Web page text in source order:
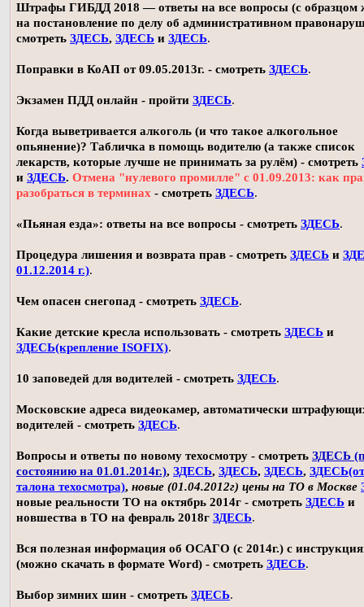
Штрафы ГИБДД 2018 — ответы на все вопросы (с образцом
на постановление по делу об административном
смотреть ЗДЕСЬ, ЗДЕСЬ и ЗДЕСЬ.
Поправки в КоАП от 09.05.2013г. - смотреть ЗДЕСЬ.
Экзамен ПДД онлайн - пройти ЗДЕСЬ.
Когда выветривается алкоголь (и что такое алкогольное
опьянение)? Табличка в помощь водителю (а также список
лекарств, которые лучше не принимать за рулём) - смотреть
и ЗДЕСЬ. Отмена "нулевого промилле" с 01.09.2013: как
разобраться в терминах - смотреть ЗДЕСЬ.
«Пьяная езда»: ответы на все вопросы - смотреть ЗДЕСЬ.
Процедура лишения и возврата прав - смотреть ЗДЕСЬ и
01.12.2014 г.).
Чем опасен снегопад - смотреть ЗДЕСЬ.
Какие детские кресла использовать - смотреть ЗДЕСЬ и
ЗДЕСЬ(крепление ISOFIX).
10 заповедей для водителей - смотреть ЗДЕСЬ.
Московские адреса видеокамер, автоматически
водителей - смотреть ЗДЕСЬ.
Вопросы и ответы по новому техосмотру - смотреть ЗДЕСЬ
состоянию на 01.01.2014г.), ЗДЕСЬ, ЗДЕСЬ, ЗДЕСЬ,
талона техосмотра), новые (01.04.2012г) цены на ТО в Москве
новые реальности ТО на октябрь 2014г - смотреть ЗДЕСЬ и
новшества в ТО на февраль 2018г ЗДЕСЬ.
Вся полезная информация об ОСАГО (с 2014г.) с
(можно скачать в формате Word) - смотреть ЗДЕСЬ.
Выбор зимних шин - смотреть ЗДЕСЬ.